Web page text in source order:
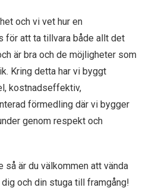
och vi vet hur en
för att ta tillvara både allt det
är bra och de möjligheter som
Kring detta har vi byggt
kostnadseffektiv,
förmedling där vi bygger
genom respekt och
så är du välkommen att vända
och din stuga till framgång!